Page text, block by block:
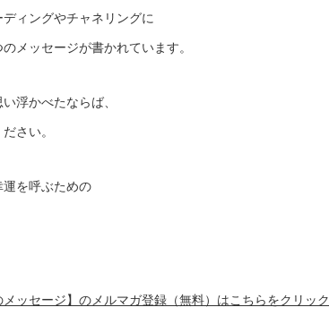
ィングやチャネリングに
メッセージが書かれています。
浮かべたならば、
さい。
を呼ぶための
ッセージ】のメルマガ登録（無料）はこちらをクリック